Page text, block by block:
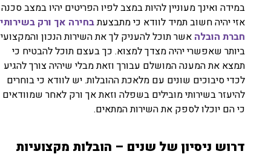
במידה ואינך מעוניין להיות במצב לפיו הפריטים יהיו במצב סכנה
אזי יהיה חשוב תמיד לוודא כי מתבצעתבחירה אך ורק בשירותי
חברת הובלה אשר תוכל להעניק לך את השירות הנכון והמקצועי
ביותר שאפשרי יהיה מצדך למצוא. כך בעצם תוכל להבטיח כי
תמצא את המענה המושלם עבורך וזאת מבלי שיהיה צורך להגיע
לכדי סיבוכים שונים עם מלאכת ההובלות. יש לוודא כי בוחרים
להיעזר בשירותי מובילים בשפלה וזאת אך ורק לאחר שמוודאים
כי הם יוכלו לספק את השירות המתאים.
דרוש ניסיון של שנים – הובלות מקצועיות